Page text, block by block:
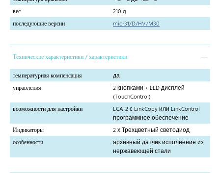
вес
210 g
последующие версии
mic-31/D/HV/M30
Технические характеристики / характеристики
температурная компенсация
да
управления
2 кнопками + LED дисплей
(TouchControl)
возможности для настройки
LCA-2 с LinkCopy или LinkControl
программное обеспечение
Индикаторы
2 х Трехцветный светодиод
особенности
архивный датчик исполнение из
нержавеющей стали